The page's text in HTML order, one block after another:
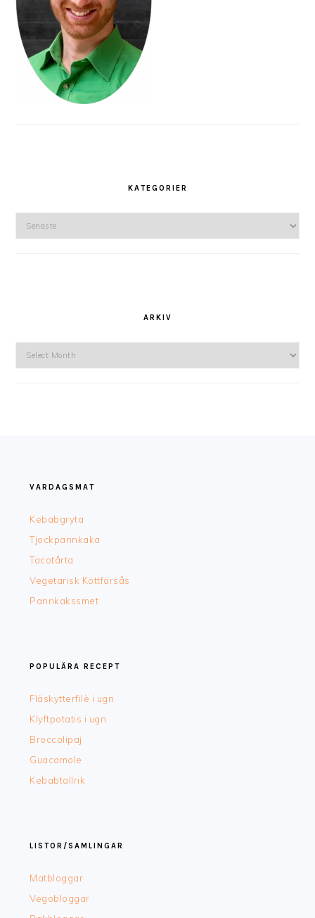
KATEGORIER
ARKIV
VARDAGSMAT
Kebabgryta
Tjockpannkaka
Tacotårta
Vegetarisk Köttfärsås
Pannkakssmet
POPULÄRA RECEPT
Fläskytterfilè i ugn
Klyftpotatis i ugn
Broccolipaj
Guacamole
Kebabtallrik
LISTOR/SAMLINGAR
Matbloggar
Vegobloggar